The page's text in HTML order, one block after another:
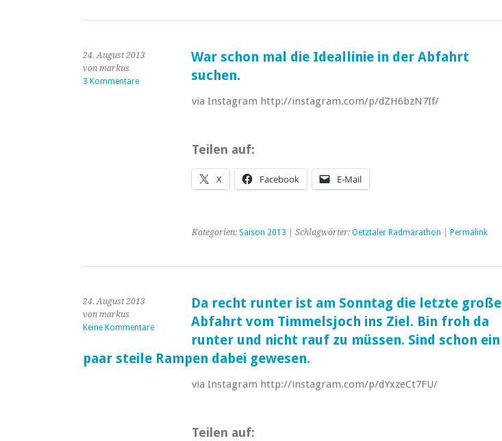
24. August 2013
von markus
3 Kommentare
War schon mal die Ideallinie in der Abfahrt
suchen.
via Instagram http://instagram.com/p/dZH6bzN7If/
Teilen auf:
X Facebook E-Mail
Kategorien: Saison 2013 | Schlagwörter: Oetztaler Radmarathon Permalink
24. August 2013
von markus
Keine Kommentare
Da recht runter ist am Sonntag die letzte große
Abfahrt vom Timmelsjoch ins Ziel. Bin froh da
runter und nicht rauf zu müssen. Sind schon ein
paar steile Rampen dabei gewesen.
via Instagram http://instagram.com/p/dYxzeCt7FU/
Teilen auf: